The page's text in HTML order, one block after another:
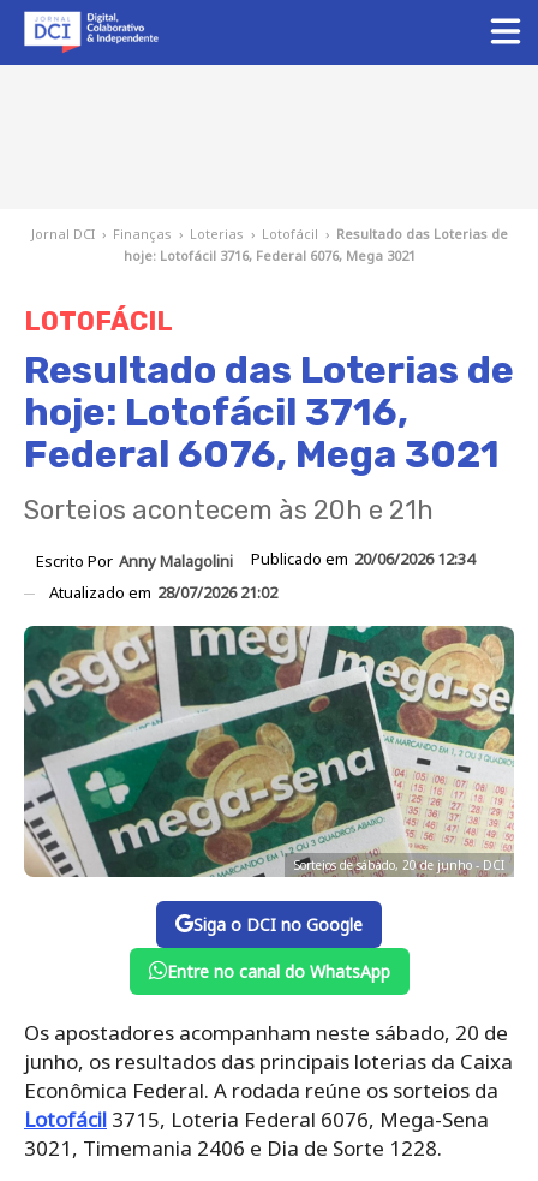
Jornal DCI › Finanças › Loterias › Lotofácil › Resultado das Loterias de
hoje: Lotofácil 3716, Federal 6076, Mega 3021
LOTOFÁCIL
Resultado das Loterias de
hoje: Lotofácil 3716,
Federal 6076, Mega 3021
Sorteios acontecem às 20h e 21h
Escrito Por Anny Malagolini Publicado em 20/06/2026 12:34
Atualizado em 28/07/2026 21:02
Sorteios de sábado, 20 de junho - DCI
Siga o DCI no Google
Entre no canal do WhatsApp
Os apostadores acompanham neste sábado, 20 de
junho, os resultados das principais loterias da Caixa
Econômica Federal. A rodada reúne os sorteios da
Lotofácil 3715, Loteria Federal 6076, Mega-Sena
3021, Timemania 2406 e Dia de Sorte 1228.